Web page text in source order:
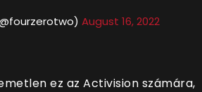
August 16, 2022
ez az Activision számára,